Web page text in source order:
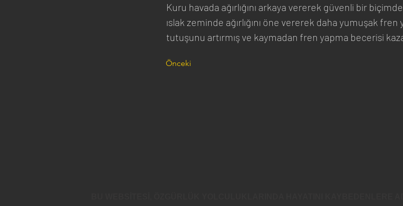
Kuru havada ağırlığını arkaya vererek güvenli bir
ıslak zeminde ağırlığını öne vererek daha yumuşak
tutuşunu artırmış ve kaymadan fren yapma becerisi
Önceki